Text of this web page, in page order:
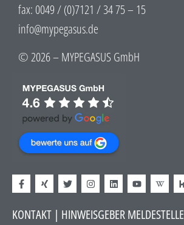
fax: 0049 / (0)7121 / 34 75 – 15
info@mypegasus.de
© 2026 – MYPEGASUS GmbH
KONTAKT | HINWEISGEBER MELDESTELLE